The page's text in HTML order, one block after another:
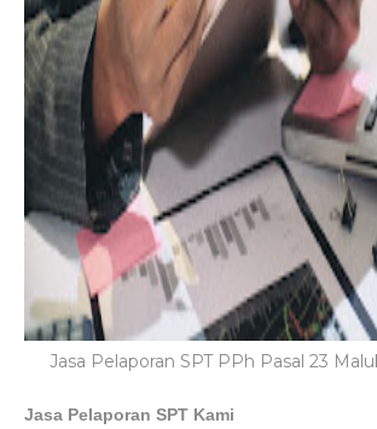
Jasa Pelaporan SPT PPh Pasal 23
Jasa Pelaporan SPT Kami